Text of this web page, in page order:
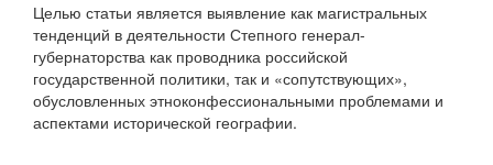
Целью статьи является выявление как магистральных
тенденций в деятельности Степного генерал-
губернаторства как проводника российской
государственной политики, так и «сопутствующих»,
обусловленных этноконфессиональными проблемами и
аспектами исторической географии.